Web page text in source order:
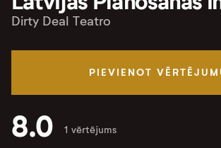
Dirty Deal Teatro
PIEVIENOT
8.0 1 vērtējums